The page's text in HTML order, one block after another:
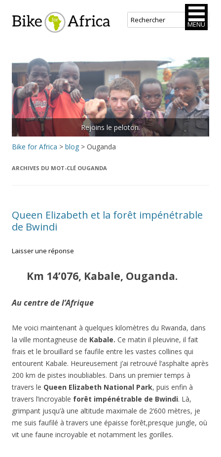
Bike for Africa
contenu
principal
Rejoins le peloton.
Bike for Africa > blog > Ouganda
ARCHIVES DU MOT-CLÉ OUGANDA
Queen Elizabeth et la forêt impénétrable
de Bwindi
Laisser une réponse
Km 14’076, Kabale, Ouganda.
Au centre de l’Afrique
Me voici maintenant à quelques kilomètres du Rwanda, dans
la ville montagneuse de Kabale. Ce matin il pleuvine, il fait
frais et le brouillard se faufile entre les vastes collines qui
entourent Kabale. Heureusement j’ai retrouvé l’asphalte après
200 km de pistes inoubliables. Dans un premier temps à
travers le Queen Elizabeth National Park, puis enfin à
travers l’incroyable forêt impénétrable de Bwindi. Là,
grimpant jusqu’à une altitude maximale de 2’600 mètres, je
me suis faufilé à travers une épaisse forêt,presque jungle, où
vit une faune incroyable et notamment les gorilles.
MENU